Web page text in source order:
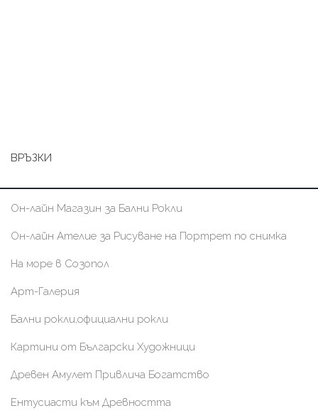
ВРЪЗКИ
Он-лайн Магазин за Бални Рокли
Он-лайн Ателие за Рисуване на Портрет по снимка
На море в Созопол
Арт-Галерия
Бални рокли,официални рокли
Картини от Български Художници
Древен Амулет Привлича Богатство
Ентусиасти към Древността